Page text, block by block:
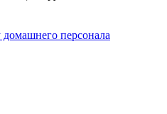
персонала